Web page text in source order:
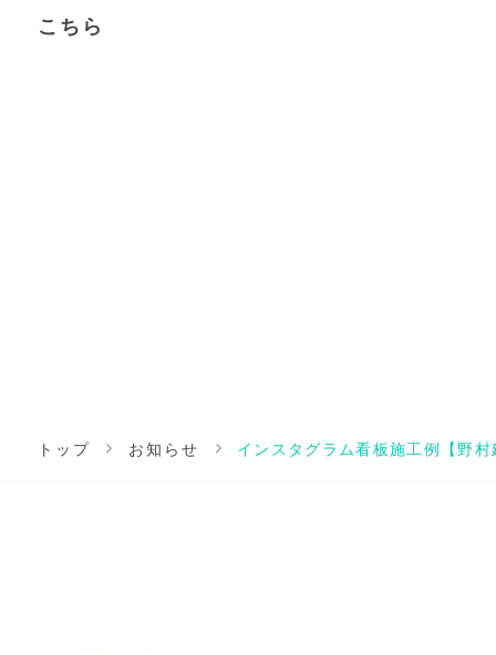
こちら
トップ お知らせ インスタグラム看板施工例【野